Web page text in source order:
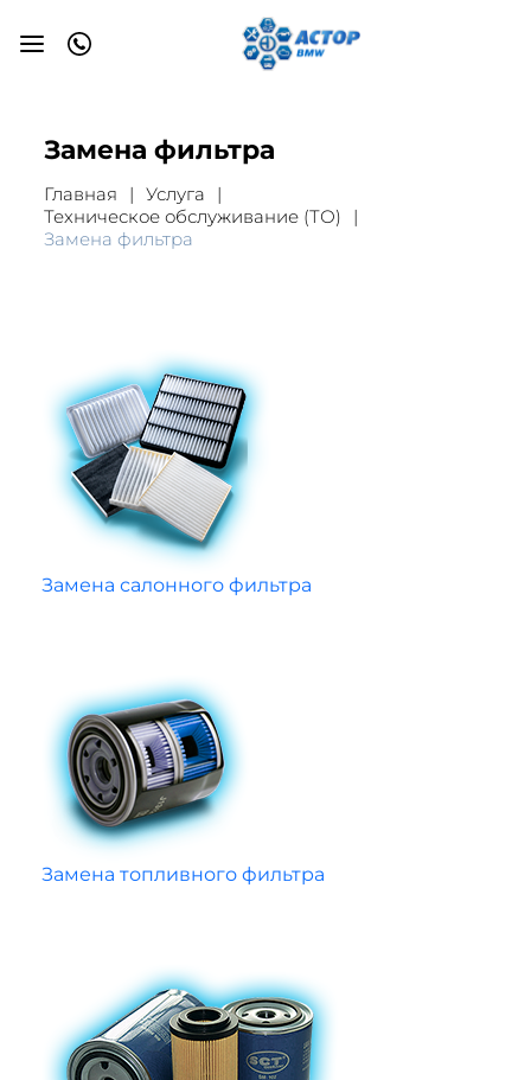
Замена фильтра
Главная
Услуга
Техническое обслуживание (ТО)
Замена фильтра
Замена салонного фильтра
Замена топливного фильтра